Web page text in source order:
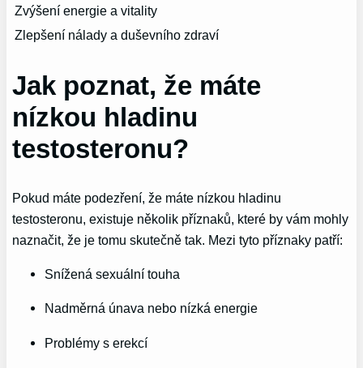
Zvýšení energie a vitality
Zlepšení⁢ nálady a duševního zdraví
Jak poznat, ⁢že máte
nízkou hladinu
testosteronu?
Pokud máte podezření, že máte nízkou hladinu
testosteronu, ⁢existuje několik příznaků, které by vám mohly
‌naznačit,⁣ že je tomu skutečně tak. ⁣Mezi tyto příznaky patří:
Snížená ⁣sexuální touha
Nadměrná únava nebo nízká energie
Problémy s ⁢erekcí